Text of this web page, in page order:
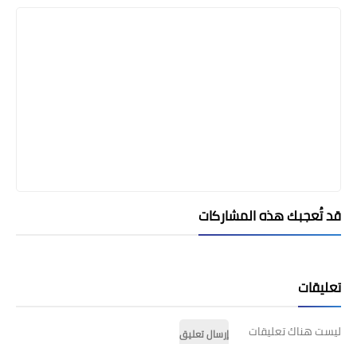
قد تُعجبك هذه المشاركات
تعليقات
ليست هناك تعليقات
إرسال تعليق